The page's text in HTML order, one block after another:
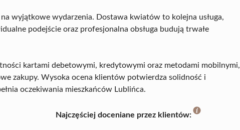
wyjątkowe wydarzenia. Dostawa kwiatów to kolejna usługa,
podejście oraz profesjonalna obsługa budują trwałe
kartami debetowymi, kredytowymi oraz metodami mobilnymi,
zakupy. Wysoka ocena klientów potwierdza solidność i
oczekiwania mieszkańców Lublińca.
Najczęściej doceniane przez klientów: